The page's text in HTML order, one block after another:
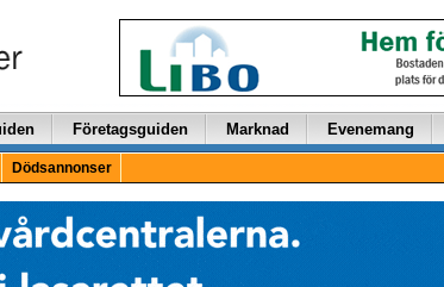
Företagsguiden Marknad Evenemang
Dödsannonser